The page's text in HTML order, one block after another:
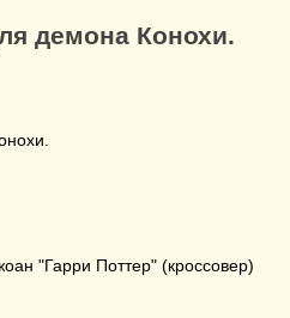
демона Конохи.
"Гарри Поттер" (кроссовер)